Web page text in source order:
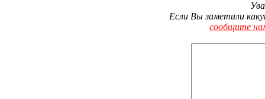
Если Вы заметили
сообщите